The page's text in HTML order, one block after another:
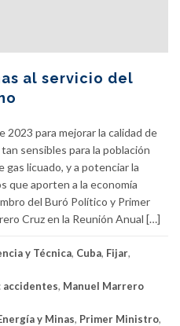
al servicio del
2023 para mejorar la calidad de
sensibles para la población
gas licuado, y a potenciar la
que aporten a la economía
del Buró Político y Primer
Cruz en la Reunión Anual […]
y Técnica, Cuba, Fijar,
accidentes, Manuel Marrero
y Minas, Primer Ministro,